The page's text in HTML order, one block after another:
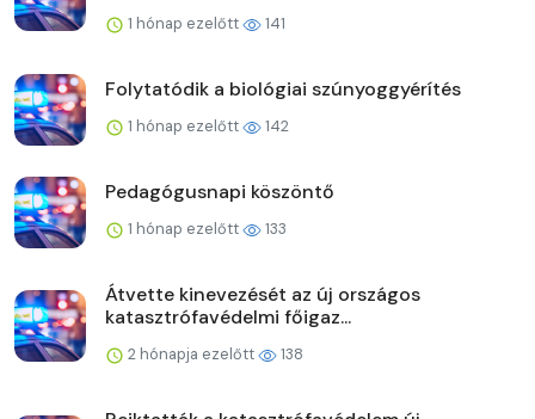
1 hónap ezelőtt 141
Folytatódik a biológiai szúnyoggyérítés
1 hónap ezelőtt 142
Pedagógusnapi köszöntő
1 hónap ezelőtt 133
Átvette kinevezését az új országos
katasztrófavédelmi főigaz...
2 hónapja ezelőtt 138